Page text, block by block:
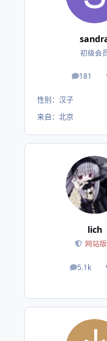
初级会
181
帖子
性别： 汉子
来自： 北京
lich
网站
5.1k
帖子